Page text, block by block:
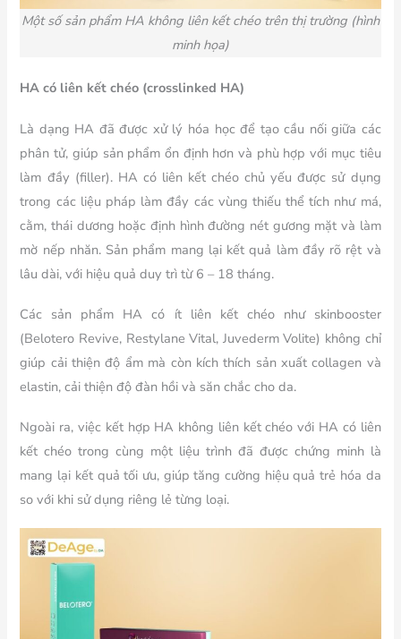
Một số sản phẩm HA không liên kết chéo trên thị trường (hình
minh họa)
HA có liên kết chéo (crosslinked HA)
Là dạng HA đã được xử lý hóa học để tạo cầu nối giữa các
phân tử, giúp sản phẩm ổn định hơn và phù hợp với mục tiêu
làm đầy (filler). HA có liên kết chéo chủ yếu được sử dụng
trong các liệu pháp làm đầy các vùng thiếu thể tích như má,
cằm, thái dương hoặc định hình đường nét gương mặt và làm
mờ nếp nhăn. Sản phẩm mang lại kết quả làm đầy rõ rệt và
lâu dài, với hiệu quả duy trì từ 6 – 18 tháng.
Các sản phẩm HA có ít liên kết chéo như skinbooster
(Belotero Revive, Restylane Vital, Juvederm Volite) không chỉ
giúp cải thiện độ ẩm mà còn kích thích sản xuất collagen và
elastin, cải thiện độ đàn hồi và săn chắc cho da.
Ngoài ra, việc kết hợp HA không liên kết chéo với HA có liên
kết chéo trong cùng một liệu trình đã được chứng minh là
mang lại kết quả tối ưu, giúp tăng cường hiệu quả trẻ hóa da
so với khi sử dụng riêng lẻ từng loại.